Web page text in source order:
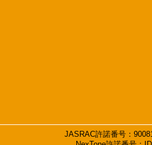
JASRAC許諾番号：